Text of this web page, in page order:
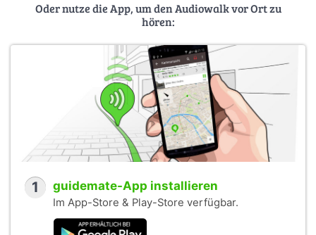
Oder nutze die App, um den Audiowalk vor Ort zu
hören:
1 guidemate-App installieren
Im App-Store & Play-Store verfügbar.